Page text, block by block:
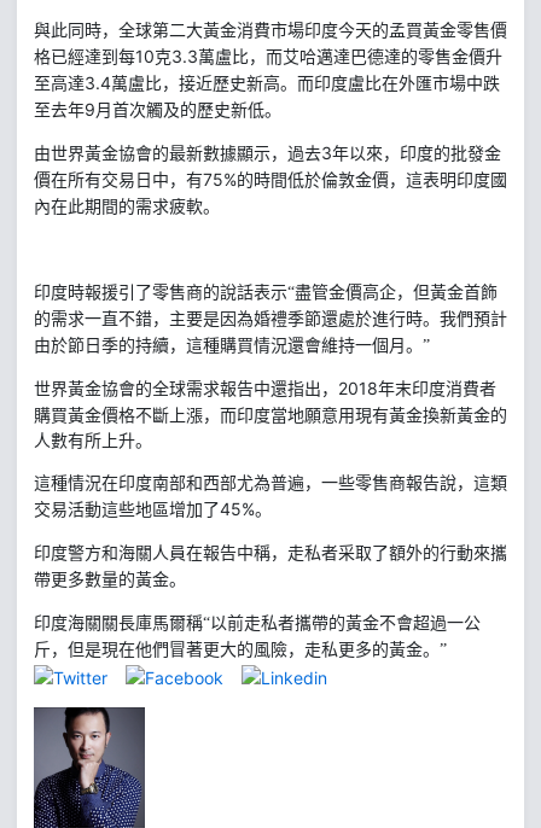
與此同時，全球第二大黃金消費市場印度今天的孟買黃金零售價
格已經達到每10克3.3萬盧比，而艾哈邁達巴德達的零售金價升
至高達3.4萬盧比，接近歷史新高。而印度盧比在外匯市場中跌
至去年9月首次觸及的歷史新低。
由世界黃金協會的最新數據顯示，過去3年以來，印度的批發金
價在所有交易日中，有75%的時間低於倫敦金價，這表明印度國
內在此期間的需求疲軟。
印度時報援引了零售商的說話表示“盡管金價高企，但黃金首飾
的需求一直不錯，主要是因為婚禮季節還處於進行時。我們預計
由於節日季的持續，這種購買情況還會維持一個月。”
世界黃金協會的全球需求報告中還指出， 2018年末印度消費者
購買黃金價格不斷上漲，而印度當地願意用現有黃金換新黃金的
人數有所上升。
這種情況在印度南部和西部尤為普遍，一些零售商報告說，這類
交易活動這些地區增加了45%。
印度警方和海關人員在報告中稱，走私者采取了額外的行動來攜
帶更多數量的黃金。
印度海關關長庫馬爾稱“以前走私者攜帶的黃金不會超過一公
斤，但是現在他們冒著更大的風險，走私更多的黃金。”